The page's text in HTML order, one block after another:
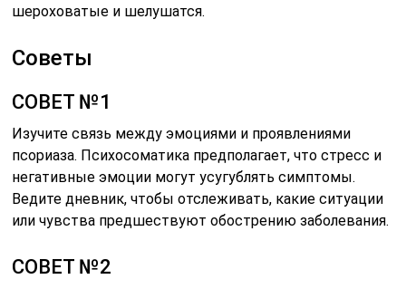
шероховатые и шелушатся.
Советы
СОВЕТ №1
Изучите связь между эмоциями и проявлениями
псориаза. Психосоматика предполагает, что стресс и
негативные эмоции могут усугублять симптомы.
Ведите дневник, чтобы отслеживать, какие ситуации
или чувства предшествуют обострению заболевания.
СОВЕТ №2